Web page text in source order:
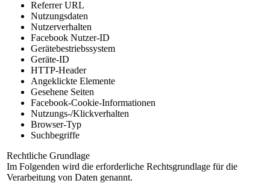
Referrer URL
Nutzungsdaten
Nutzerverhalten
Facebook Nutzer-ID
Gerätebestriebssystem
Geräte-ID
HTTP-Header
Angeklickte Elemente
Gesehene Seiten
Facebook-Cookie-Informationen
Nutzungs-/Klickverhalten
Browser-Typ
Suchbegriffe
Rechtliche Grundlage
Im Folgenden wird die erforderliche Rechtsgrundlage für die
Verarbeitung von Daten genannt.